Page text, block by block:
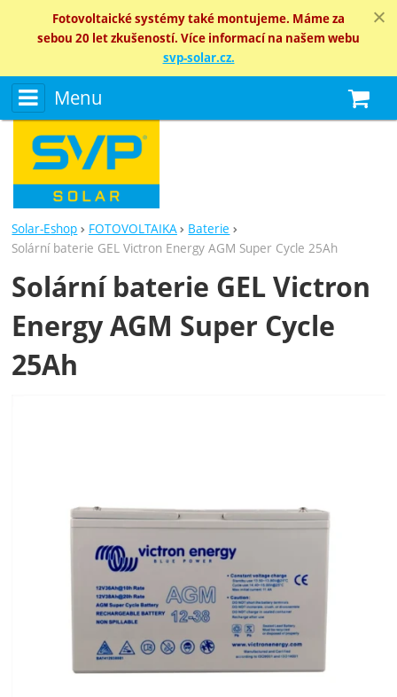
Fotovoltaické systémy také montujeme. Máme za
sebou 20 let zkušeností. Více informací na našem webu
svp-solar.cz.
Menu
Solar-Eshop FOTOVOLTAIKA
Baterie
Solární baterie GEL Victron Energy AGM Super Cycle 25Ah
Solární baterie GEL Victron
Energy AGM Super Cycle
25Ah